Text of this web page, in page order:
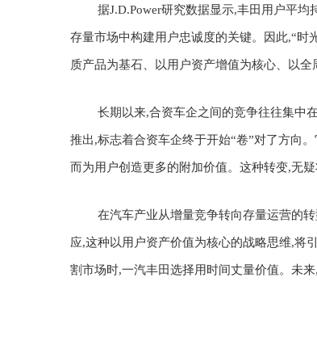
据J.D.Power研究数据显示,丰田用户平
存量市场中构建用户忠诚度的关键。 因此,“时
质产品为基石、以用户资产增值为核心、以
长期以来,合资车企之间的竞争往往集中
推出,标志着合资车企终于开始“卷”对了方向
而为用户创造更多的附加价值。这种转变,无
在汽车产业从增量竞争转向存量运营的
应,这种以用户资产价值为核心的战略思维,将
割市场时,一汽丰田选择用时间丈量价值。未来,